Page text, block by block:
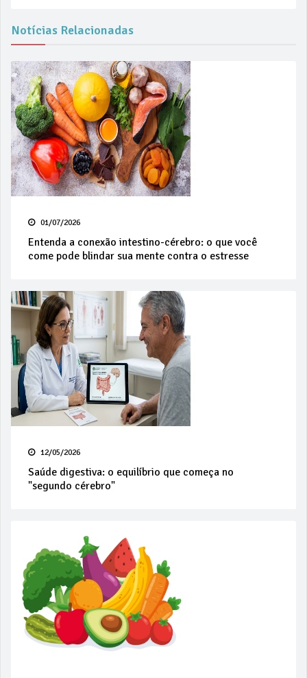
Notícias Relacionadas
01/07/2026
Entenda a conexão intestino-cérebro: o que você
come pode blindar sua mente contra o estresse
12/05/2026
Saúde digestiva: o equilíbrio que começa no
"segundo cérebro"